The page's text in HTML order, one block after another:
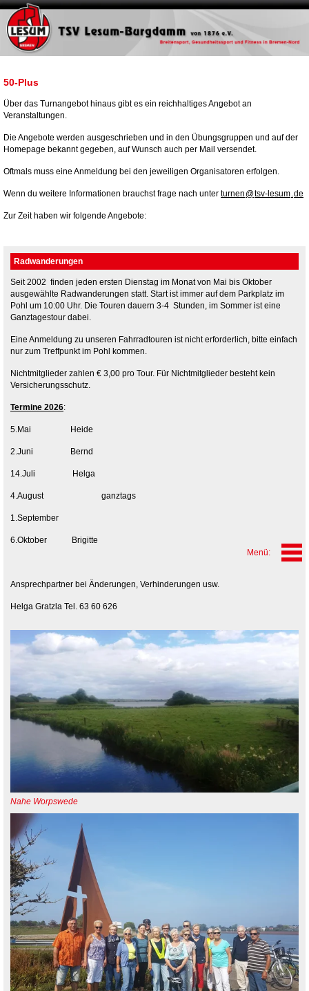
50-Plus
Über das Turnangebot hinaus gibt es ein reichhaltiges Angebot an
Veranstaltungen.
Die Angebote werden ausgeschrieben und in den Übungsgruppen und auf der
Homepage bekannt gegeben, auf Wunsch auch per Mail versendet.
Oftmals muss eine Anmeldung bei den jeweiligen Organisatoren erfolgen.
Wenn du weitere Informationen brauchst frage nach unter turnen @tsv-lesum de
Zur Zeit haben wir folgende Angebote:
Radwanderungen
Seit 2002 finden jeden ersten Dienstag im Monat von Mai bis Oktober
ausgewählte Radwanderungen statt. Start ist immer auf dem Parkplatz im
Pohl um 10:00 Uhr. Die Touren dauern 3-4 Stunden, im Sommer ist eine
Ganztagestour dabei.
Eine Anmeldung zu unseren Fahrradtouren ist nicht erforderlich, bitte einfach
nur zum Treffpunkt im Pohl kommen.
Nichtmitglieder zahlen € 3,00 pro Tour. Für Nichtmitglieder besteht kein
Versicherungsschutz.
Termine 2026:
5.Mai Heide
2.Juni Bernd
14.Juli Helga
4.August ganztags
1.September
6.Oktober Brigitte
Ansprechpartner bei Änderungen, Verhinderungen usw.
Helga Gratzla Tel. 63 60 626
Nahe Worpswede